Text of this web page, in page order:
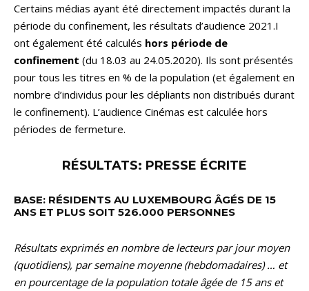
Certains médias ayant été directement impactés durant la
période du confinement, les résultats d’audience 2021.I
ont également été calculés hors période de
confinement (du 18.03 au 24.05.2020). Ils sont présentés
pour tous les titres en % de la population (et également en
nombre d’individus pour les dépliants non distribués durant
le confinement). L’audience Cinémas est calculée hors
périodes de fermeture.
RÉSULTATS: PRESSE ÉCRITE
BASE: RÉSIDENTS AU LUXEMBOURG ÂGÉS DE 15
ANS ET PLUS SOIT 526.000 PERSONNES
Résultats exprimés en nombre de lecteurs par jour moyen
(quotidiens), par semaine moyenne (hebdomadaires) … et
en pourcentage de la population totale âgée de 15 ans et